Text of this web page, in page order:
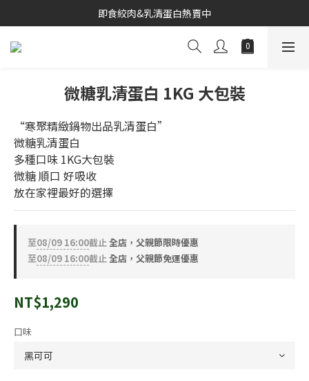
寒聚精緻鍋物合作推出
即食絞肉&乳清蛋白熱賣中
寒聚精緻鍋物合作推出
微糖乳清蛋白 1KG 大包裝
“寒聚精緻鍋物出品乳清蛋白”
微糖乳清蛋白
多種口味 1KG大包裝
微糖 順口 好吸收
放在家裡最好的選擇
至08/09 16:00截止全店，父親節限時優惠
至08/09 16:00截止全店，父親節免運優惠
NT$1,290
口味